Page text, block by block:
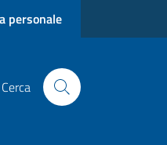
personale
Cerca